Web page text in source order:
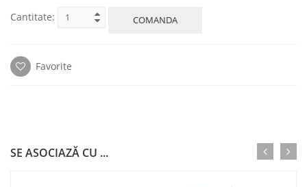
Cantitate: COMANDA
Favorite
SE ASOCIAZĂ CU ...